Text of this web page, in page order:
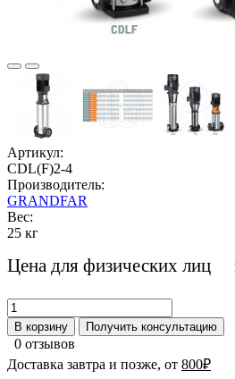
Артикул:
CDL(F)2-4
Производитель:
GRANDFAR
Вес:
25 кг
Цена для физических лиц
В корзину Получить консультацию
0 отзывов
Доставка завтра и позже, от 800₽